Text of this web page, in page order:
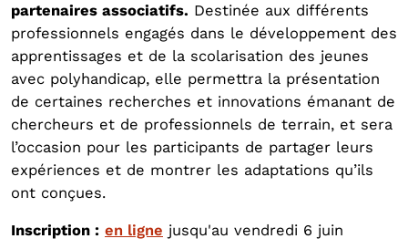
partenaires associatifs. Destinée aux différents
professionnels engagés dans le développement des
apprentissages et de la scolarisation des jeunes
avec polyhandicap, elle permettra la présentation
de certaines recherches et innovations émanant de
chercheurs et de professionnels de terrain, et sera
l’occasion pour les participants de partager leurs
expériences et de montrer les adaptations qu’ils
ont conçues.
Inscription : en ligne jusqu'au vendredi 6 juin